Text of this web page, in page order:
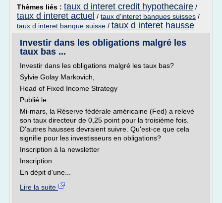
Thèmes liés : taux d interet credit hypothecaire /
taux d interet actuel / taux d'interet banques suisses /
taux d interet banque suisse / taux d interet hausse
Investir dans les obligations malgré les
taux bas ...
Investir dans les obligations malgré les taux bas?
Sylvie Golay Markovich,
Head of Fixed Income Strategy
Publié le:
Mi-mars, la Réserve fédérale américaine (Fed) a relevé
son taux directeur de 0,25 point pour la troisième fois.
D'autres hausses devraient suivre. Qu'est-ce que cela
signifie pour les investisseurs en obligations?
Inscription à la newsletter
Inscription
En dépit d'une...
Lire la suite